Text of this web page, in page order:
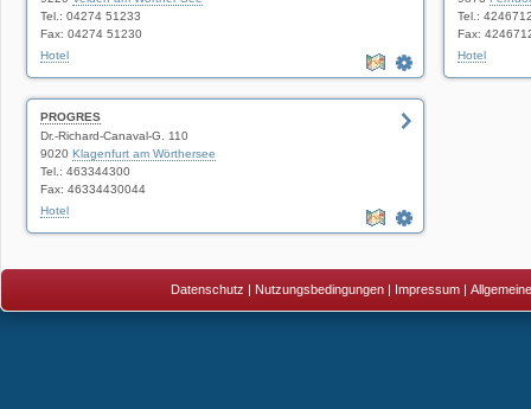
Tel.: 04274 51233
Fax: 04274 51230
Hotel
Tel.:
Fax:
Hotel
PROGRES
Dr.-Richard-Canaval-G. 110
9020 Klagenfurt am Wörthersee
Tel.: 463344300
Fax: 46334430044
Hotel
Datenschutz | Nutzungsbedingungen| Impressum|